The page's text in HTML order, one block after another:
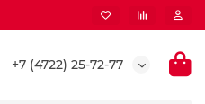
+7 (4722) 25-72-77